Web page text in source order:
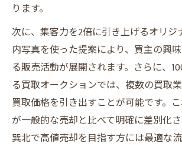
プレミアム不動産売却の口コ
め
プレミアム不動産売却の強み徹底
だんらん住宅のプレミアム不
一覧
オリジナルデザイン図面が集
理由
ります。
次に、集客力を2倍に引き上げるオリジ
内写真を使った提案により、買主の興
る販売活動が展開されます。さらに、
る買取オークションでは、複数の買取
買取価格を引き出すことが可能です。
が一般的な売却と比べて明確に差別化さ
巽北で高値売却を目指す方には最適な